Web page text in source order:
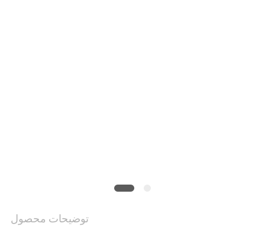
توضیحات محصول